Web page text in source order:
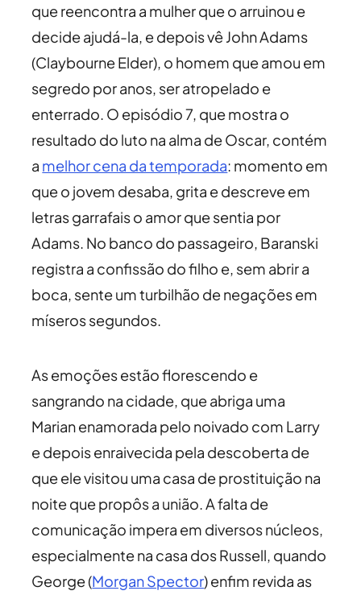
que reencontra a mulher que o arruinou e
decide ajudá-la, e depois vê John Adams
(Claybourne Elder), o homem que amou em
segredo por anos, ser atropelado e
enterrado. O episódio 7, que mostra o
resultado do luto na alma de Oscar, contém
a melhor cena da temporada: momento em
que o jovem desaba, grita e descreve em
letras garrafais o amor que sentia por
Adams. No banco do passageiro, Baranski
registra a confissão do filho e, sem abrir a
boca, sente um turbilhão de negações em
míseros segundos.
As emoções estão florescendo e
sangrando na cidade, que abriga uma
Marian enamorada pelo noivado com Larry
e depois enraivecida pela descoberta de
que ele visitou uma casa de prostituição na
noite que propôs a união. A falta de
comunicação impera em diversos núcleos,
especialmente na casa dos Russell, quando
George (Morgan Spector) enfim revida as